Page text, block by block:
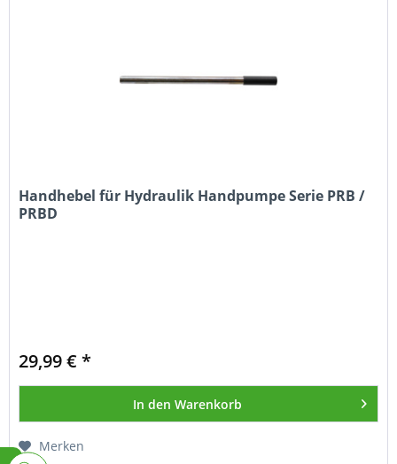
Handhebel für Hydraulik Handpumpe Serie PRB /
PRBD
29,99 € *
In den Warenkorb
Merken